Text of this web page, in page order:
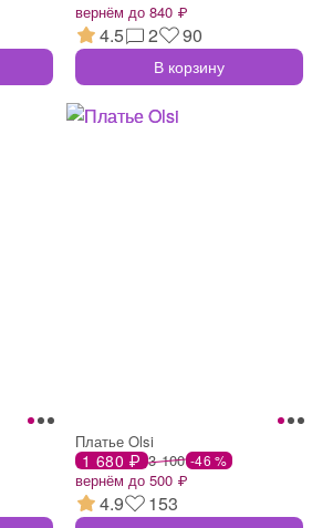
вернём до 840 ₽
4.5 2 90
В корзину
Платье Olsi
1 680 ₽ 3 100 -46 %
вернём до 500 ₽
4.9 153